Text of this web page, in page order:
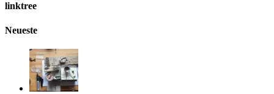
linktree
Neueste